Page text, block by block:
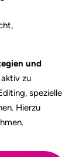
und
zu
spezielle
Hierzu